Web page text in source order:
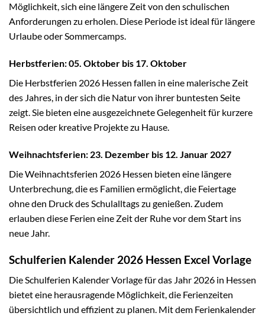
Möglichkeit, sich eine längere Zeit von den schulischen
Anforderungen zu erholen. Diese Periode ist ideal für längere
Urlaube oder Sommercamps.
Herbstferien: 05. Oktober bis 17. Oktober
Die Herbstferien 2026 Hessen fallen in eine malerische Zeit
des Jahres, in der sich die Natur von ihrer buntesten Seite
zeigt. Sie bieten eine ausgezeichnete Gelegenheit für kurzere
Reisen oder kreative Projekte zu Hause.
Weihnachtsferien: 23. Dezember bis 12. Januar 2027
Die Weihnachtsferien 2026 Hessen bieten eine längere
Unterbrechung, die es Familien ermöglicht, die Feiertage
ohne den Druck des Schulalltags zu genießen. Zudem
erlauben diese Ferien eine Zeit der Ruhe vor dem Start ins
neue Jahr.
Schulferien Kalender 2026 Hessen Excel Vorlage
Die Schulferien Kalender Vorlage für das Jahr 2026 in Hessen
bietet eine herausragende Möglichkeit, die Ferienzeiten
übersichtlich und effizient zu planen. Mit dem Ferienkalender